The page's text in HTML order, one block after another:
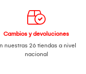
Cambios y devoluciones
nuestras 26 tiendas a nivel
nacional